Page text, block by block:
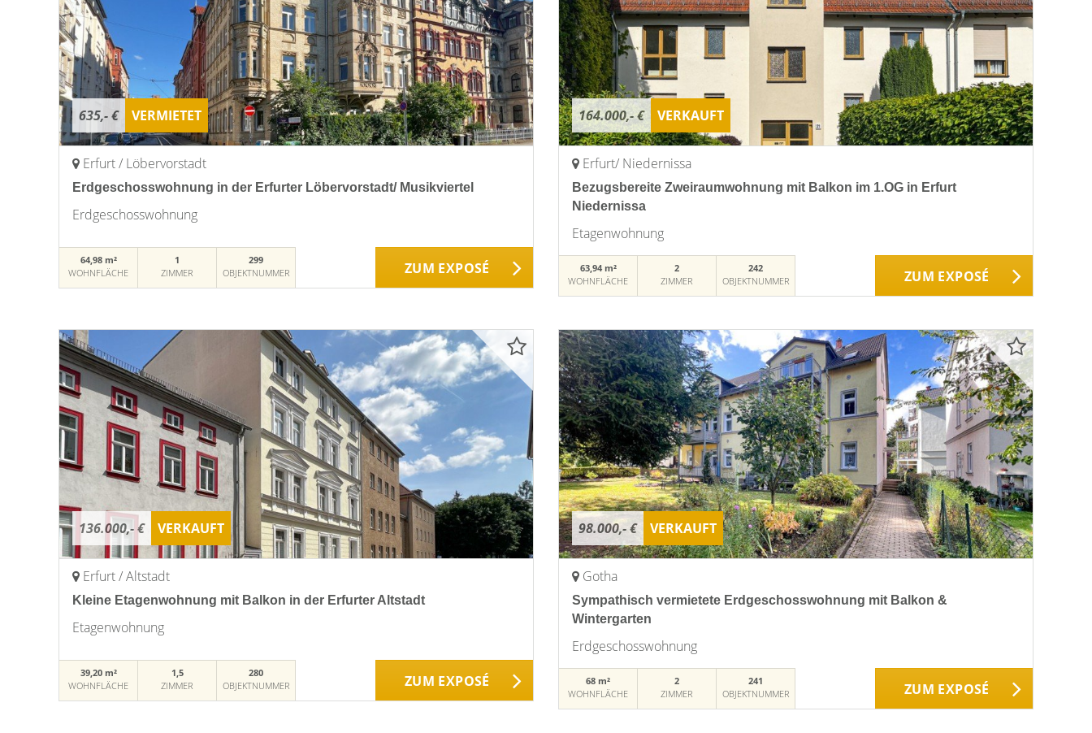
635,- € VERMIETET
Erfurt / Löbervorstadt
Erdgeschosswohnung in der Erfurter Löbervorstadt/ Musikviertel
Erdgeschosswohnung
64,98 m²
WOHNFLÄCHE
1
ZIMMER
299
OBJEKTNUMMER
ZUM EXPOSÉ
164.000,- € VERKAUFT
Erfurt/ Niedernissa
Bezugsbereite Zweiraumwohnung mit Balkon im 1.OG in Erfurt
Niedernissa
Etagenwohnung
63,94 m²
WOHNFLÄCHE
2
ZIMMER
242
OBJEKTNUMMER
ZUM EXPOSÉ
136.000,- € VERKAUFT
Erfurt / Altstadt
Kleine Etagenwohnung mit Balkon in der Erfurter Altstadt
Etagenwohnung
39,20 m²
WOHNFLÄCHE
1,5
ZIMMER
280
OBJEKTNUMMER
ZUM EXPOSÉ
98.000,- € VERKAUFT
Gotha
Sympathisch vermietete Erdgeschosswohnung mit Balkon &
Wintergarten
Erdgeschosswohnung
68 m²
WOHNFLÄCHE
2
ZIMMER
241
OBJEKTNUMMER
ZUM EXPOSÉ